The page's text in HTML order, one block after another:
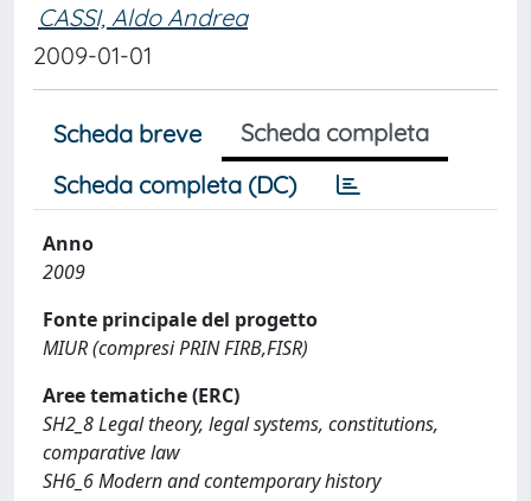
CASSI, Aldo Andrea
2009-01-01
Scheda breve
Scheda completa
Scheda completa (DC)
Anno
2009
Fonte principale del progetto
MIUR (compresi PRIN FIRB,FISR)
Aree tematiche (ERC)
SH2_8 Legal theory, legal systems, constitutions,
comparative law
SH6_6 Modern and contemporary history